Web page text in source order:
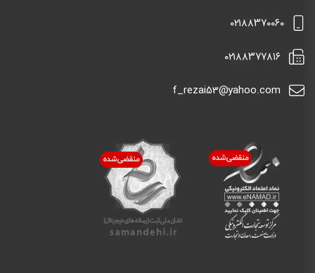
٠٢١٨٨٣٧٠٠٦٠
٠٢١٨٨٣٧٧٨١٦
f_rezai53@yahoo.com